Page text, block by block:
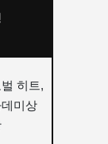
히트,
미상